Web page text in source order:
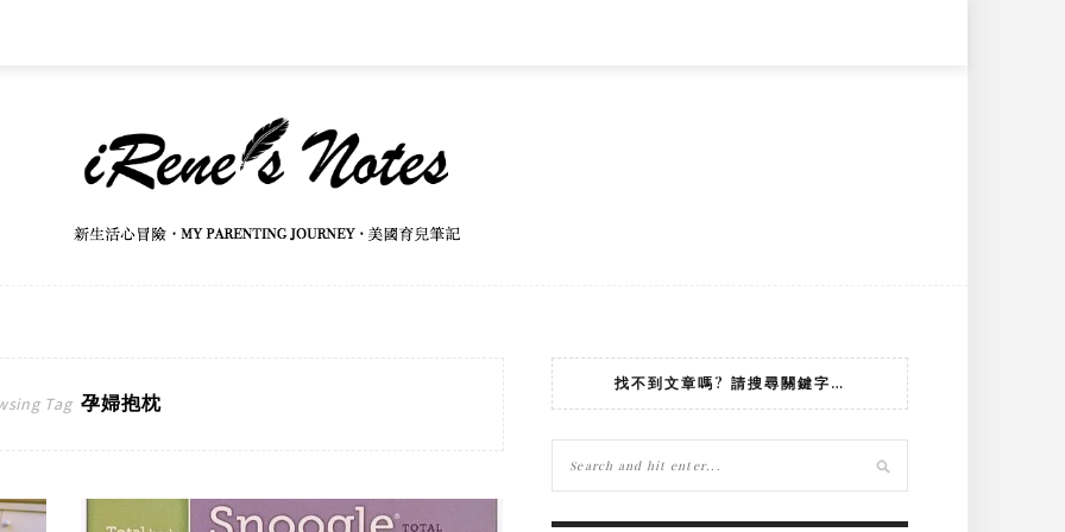
Tag 孕婦抱枕
找不到文章嗎? 請搜尋關鍵字…